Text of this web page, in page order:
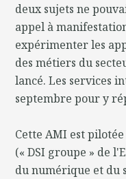
deux sujets ne
appel à
expérimenter les
des métiers du
lancé. Les services
septembre pour y
Cette AMI est
(« DSI groupe » de
du numérique et du